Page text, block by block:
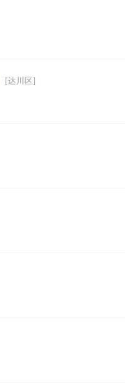
[达川区]